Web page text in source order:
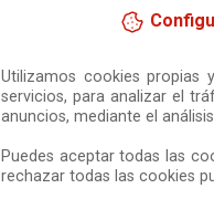
Utilizamos cookies propias
servicios, para analizar el
anuncios, mediante el
Puedes aceptar todas las
rechazar todas las cookies